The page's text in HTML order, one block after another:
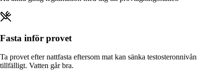
Fasta inför provet
Ta provet efter nattfasta eftersom mat kan sänka testosteronnivån
tillfälligt. Vatten går bra.